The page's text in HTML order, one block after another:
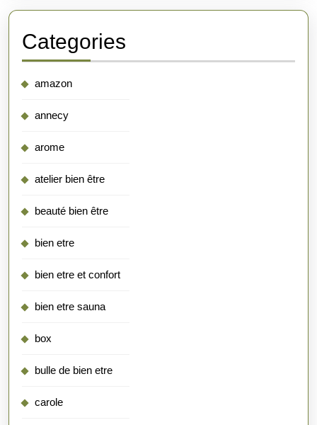
Categories
amazon
annecy
arome
atelier bien être
beauté bien être
bien etre
bien etre et confort
bien etre sauna
box
bulle de bien etre
carole